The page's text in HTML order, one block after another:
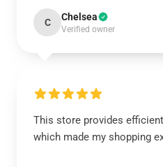
C Chelsea
Verified owner
This store provides
which made my shopping